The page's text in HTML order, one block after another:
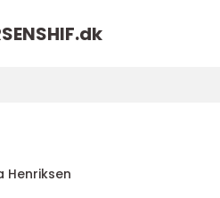
dk
Henriksen